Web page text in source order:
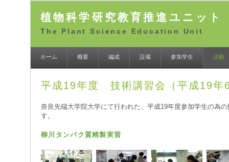
植物科学研究教育推進ユニット
The Plant Science Education Unit
ホーム 概要 編成 設備 参加学生 活動
平成19年度 技術講習会（平成19年
奈良先端大学院大学にて行われた、平成19年度参加学生の為
す。
柳川タンパク質精製実習